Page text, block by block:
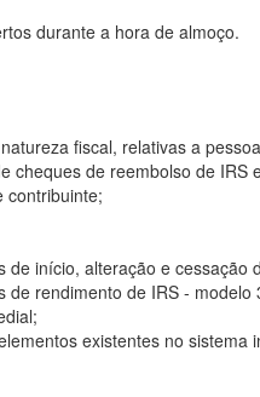
durante a hora de almoço.
fiscal, relativas a
cheques de reembolso de IRS
contribuinte;
de início, alteração e cessação
de rendimento de IRS -
existentes no sistema